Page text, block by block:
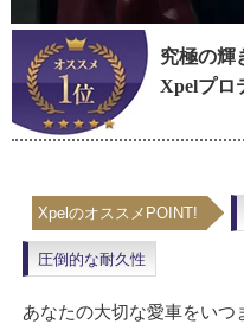
究極の輝
Xpelプロ
XpelのオススメPOINT!
圧倒的な耐久性
あなたの大切な愛車をいつ